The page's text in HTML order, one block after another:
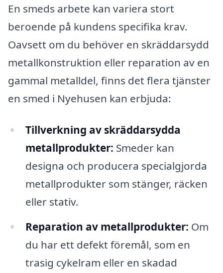
En smeds arbete kan variera stort
beroende på kundens specifika krav.
Oavsett om du behöver en skräddarsydd
metallkonstruktion eller reparation av en
gammal metalldel, finns det flera tjänster
en smed i Nyehusen kan erbjuda:
Tillverkning av skräddarsydda
metallprodukter: Smeder kan
designa och producera specialgjorda
metallprodukter som stänger, räcken
eller stativ.
Reparation av metallprodukter: Om
du har ett defekt föremål, som en
trasig cykelram eller en skadad